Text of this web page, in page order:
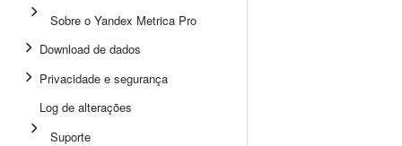
Sobre o Yandex Metrica Pro
Download de dados
Privacidade e segurança
Log de alterações
Suporte